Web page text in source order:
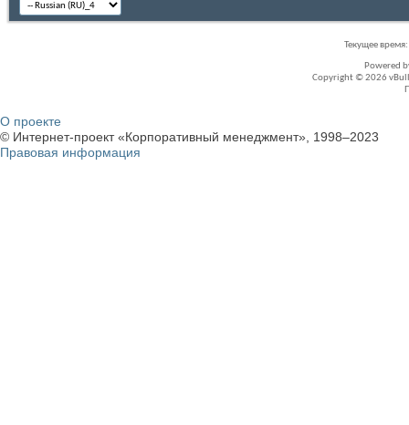
Текущее время:
Powered
Copyright © 2026
О проекте
© Интернет-проект «Корпоративный менеджмент», 1998–2023
Правовая информация